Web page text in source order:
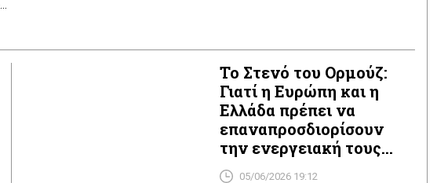
Το Στενό του Ορμούζ:
Γιατί η Ευρώπη και η
Ελλάδα πρέπει να
επαναπροσδιορίσουν
την ενεργειακή τους
ασφάλεια
05/06/2026 19:12